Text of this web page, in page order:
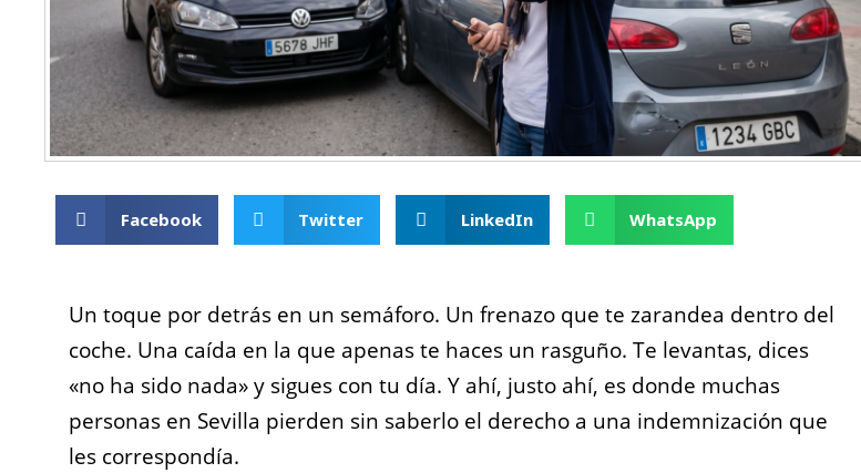
Facebook Twitter LinkedIn WhatsApp
Un toque por detrás en un semáforo. Un frenazo que te zarandea dentro del
coche. Una caída en la que apenas te haces un rasguño. Te levantas, dices
«no ha sido nada» y sigues con tu día. Y ahí, justo ahí, es donde muchas
personas en Sevilla pierden sin saberlo el derecho a una indemnización que
les correspondía.